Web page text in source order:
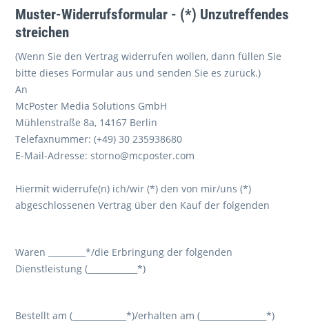
Muster-Widerrufsformular - (*) Unzutreffendes
streichen
(Wenn Sie den Vertrag widerrufen wollen, dann füllen Sie
bitte dieses Formular aus und senden Sie es zurück.)
An
McPoster Media Solutions GmbH
Mühlenstraße 8a, 14167 Berlin
Telefaxnummer: (+49) 30 235938680
E-Mail-Adresse: storno@mcposter.com
Hiermit widerrufe(n) ich/wir (*) den von mir/uns (*)
abgeschlossenen Vertrag über den Kauf der folgenden
Waren _________*/die Erbringung der folgenden
Dienstleistung (____________*)
Bestellt am (_____________*)/erhalten am (________________*)